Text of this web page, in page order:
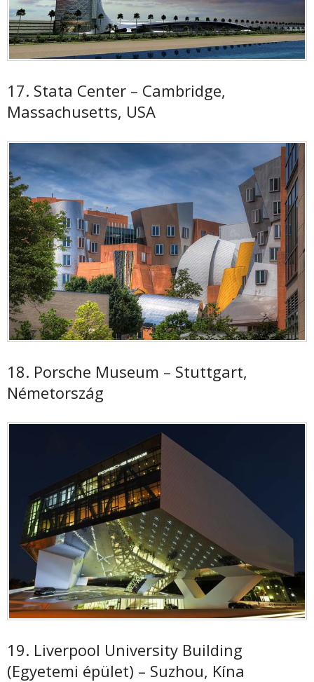
17. Stata Center – Cambridge,
Massachusetts, USA
18. Porsche Museum – Stuttgart,
Németország
19. Liverpool University Building
(Egyetemi épület) – Suzhou, Kína